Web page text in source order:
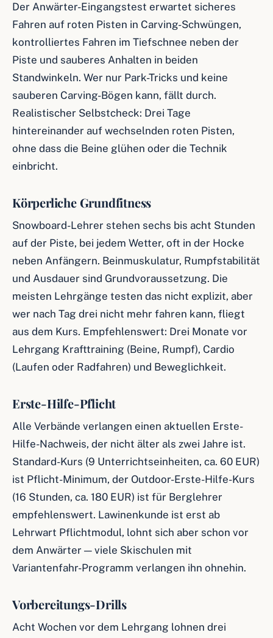
Der Anwärter-Eingangstest erwartet sicheres
Fahren auf roten Pisten in Carving-Schwüngen,
kontrolliertes Fahren im Tiefschnee neben der
Piste und sauberes Anhalten in beiden
Standwinkeln. Wer nur Park-Tricks und keine
sauberen Carving-Bögen kann, fällt durch.
Realistischer Selbstcheck: Drei Tage
hintereinander auf wechselnden roten Pisten,
ohne dass die Beine glühen oder die Technik
einbricht.
Körperliche Grundfitness
Snowboard-Lehrer stehen sechs bis acht Stunden
auf der Piste, bei jedem Wetter, oft in der Hocke
neben Anfängern. Beinmuskulatur, Rumpfstabilität
und Ausdauer sind Grundvoraussetzung. Die
meisten Lehrgänge testen das nicht explizit, aber
wer nach Tag drei nicht mehr fahren kann, fliegt
aus dem Kurs. Empfehlenswert: Drei Monate vor
Lehrgang Krafttraining (Beine, Rumpf), Cardio
(Laufen oder Radfahren) und Beweglichkeit.
Erste-Hilfe-Pflicht
Alle Verbände verlangen einen aktuellen Erste-
Hilfe-Nachweis, der nicht älter als zwei Jahre ist.
Standard-Kurs (9 Unterrichtseinheiten, ca. 60 EUR)
ist Pflicht-Minimum, der Outdoor-Erste-Hilfe-Kurs
(16 Stunden, ca. 180 EUR) ist für Berglehrer
empfehlenswert. Lawinenkunde ist erst ab
Lehrwart Pflichtmodul, lohnt sich aber schon vor
dem Anwärter — viele Skischulen mit
Variantenfahr-Programm verlangen ihn ohnehin.
Vorbereitungs-Drills
Acht Wochen vor dem Lehrgang lohnen drei